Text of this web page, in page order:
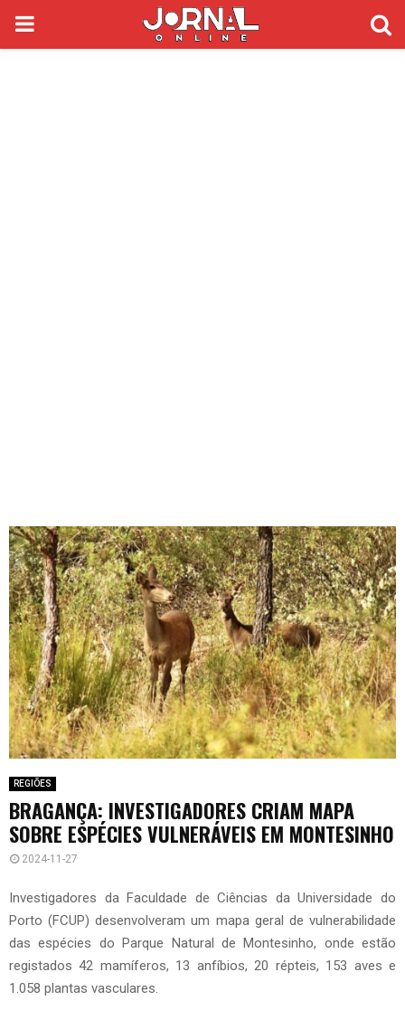
PRIMARY
REGIÕES
BRAGANÇA: INVESTIGADORES CRIAM MAPA
SOBRE ESPÉCIES VULNERÁVEIS EM MONTESINHO
2024-11-27
Investigadores da Faculdade de Ciências da Universidade do
Porto (FCUP) desenvolveram um mapa geral de vulnerabilidade
das espécies do Parque Natural de Montesinho, onde estão
registados 42 mamíferos, 13 anfíbios, 20 répteis, 153 aves e
1.058 plantas vasculares.